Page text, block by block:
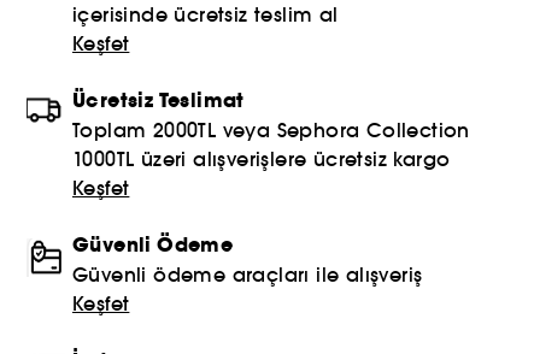
içerisinde ücretsiz teslim al
Keşfet
Ücretsiz Teslimat
Toplam 2000TL veya Sephora Collection
1000TL üzeri alışverişlere ücretsiz kargo
Keşfet
Güvenli Ödeme
Güvenli ödeme araçları ile alışveriş
Keşfet